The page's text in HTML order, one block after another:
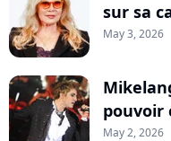
sur sa
May 3, 2026
pouvoir
May 2, 2026